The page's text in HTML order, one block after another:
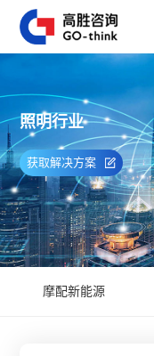
照明行业
获取解决方案
摩配新能源